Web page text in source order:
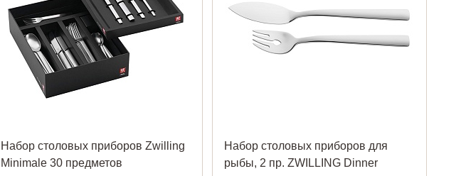
Набор столовых приборов Zwilling
Minimale 30 предметов
Набор столовых приборов для
рыбы, 2 пр. ZWILLING Dinner